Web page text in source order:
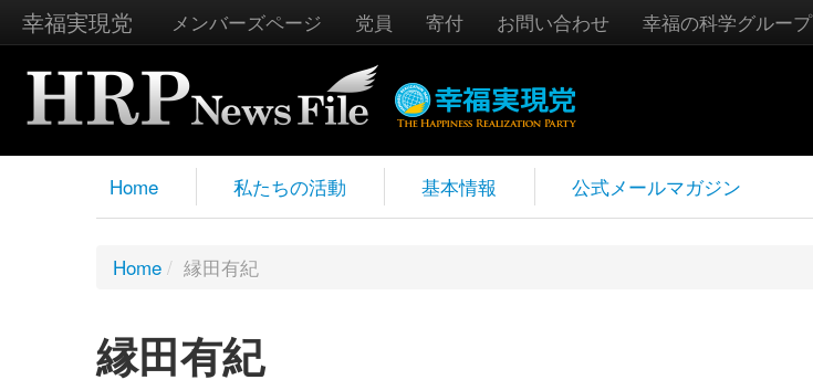
幸福実現党 メンバーズページ 党員 寄付 お問い合わせ 幸福の科学グループ
Home 私たちの活動 基本情報 公式メールマガジン
Home / 縁田有紀
縁田有紀